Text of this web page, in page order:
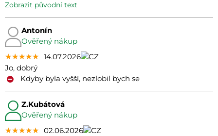
zobrazit původní text
Antonín
Ověřený nákup
★★★★★
★★★★★
★★★★★ 14.07.2026
Jo, dobrý
Kdyby byla vyšší, nezlobil bych se
Z.Kubátová
Ověřený nákup
★★★★★
★★★★★
★★★★★ 02.06.2026